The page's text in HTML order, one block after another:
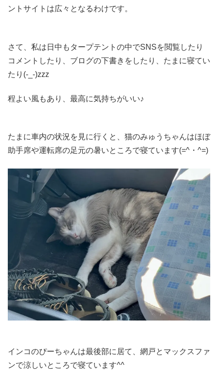
ントサイトは広々となるわけです。
さて、私は日中もタープテントの中でSNSを閲覧したり
コメントしたり、ブログの下書きをしたり、たまに寝てい
たり(-_-)zzz
程よい風もあり、最高に気持ちがいい♪
たまに車内の状況を見に行くと、猫のみゅうちゃんはほぼ
助手席や運転席の足元の暑いところで寝ています(=^・^=)
インコのぴーちゃんは最後部に居て、網戸とマックスファ
ンで涼しいところで寝ています^^